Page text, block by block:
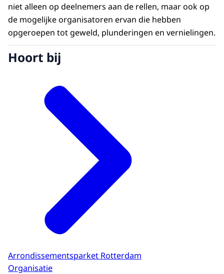
niet alleen op deelnemers aan de rellen, maar ook op
de mogelijke organisatoren ervan die hebben
opgeroepen tot geweld, plunderingen en vernielingen.
Hoort bij
Arrondissementsparket Rotterdam
Organisatie